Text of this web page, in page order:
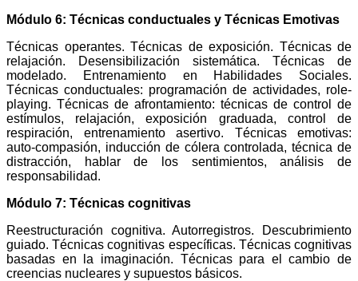
Módulo 6: Técnicas conductuales y Técnicas Emotivas
Técnicas operantes. Técnicas de exposición. Técnicas de
relajación. Desensibilización sistemática. Técnicas de
modelado. Entrenamiento en Habilidades Sociales.
Técnicas conductuales: programación de actividades, role-
playing. Técnicas de afrontamiento: técnicas de control de
estímulos, relajación, exposición graduada, control de
respiración, entrenamiento asertivo. Técnicas emotivas:
auto-compasión, inducción de cólera controlada, técnica de
distracción, hablar de los sentimientos, análisis de
responsabilidad.
Módulo 7: Técnicas cognitivas
Reestructuración cognitiva. Autorregistros. Descubrimiento
guiado. Técnicas cognitivas específicas. Técnicas cognitivas
basadas en la imaginación. Técnicas para el cambio de
creencias nucleares y supuestos básicos.